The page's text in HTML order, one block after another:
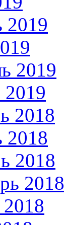
2019
2019
2019
2018
2018
2018
2018